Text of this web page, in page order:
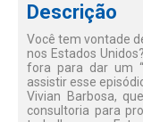
Descrição
Você tem vontade
nos Estados
fora para dar um
assistir esse
Vivian Barbosa,
consultoria para